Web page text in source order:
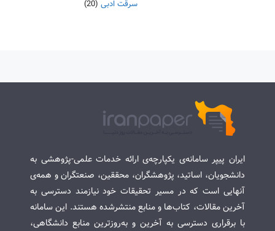
سرقت ادبی (20)
ایران پیپر سامانه‌ی یکپارچه‌ی ارائه خدمات علمی-پژوهشی به
دانشجویان، اساتید، پژوهشگران، محققین، صنعتگران و همه‌ی
آنهایی است که در مسیر تحقیقات خود نیازمند دسترسی به
آخرین مقالات، کتاب‌ها و منابع منتشرشده هستند. این سامانه
با برقراری دسترسی به آخرین و به‌روزترین منابع دانشگاهی،